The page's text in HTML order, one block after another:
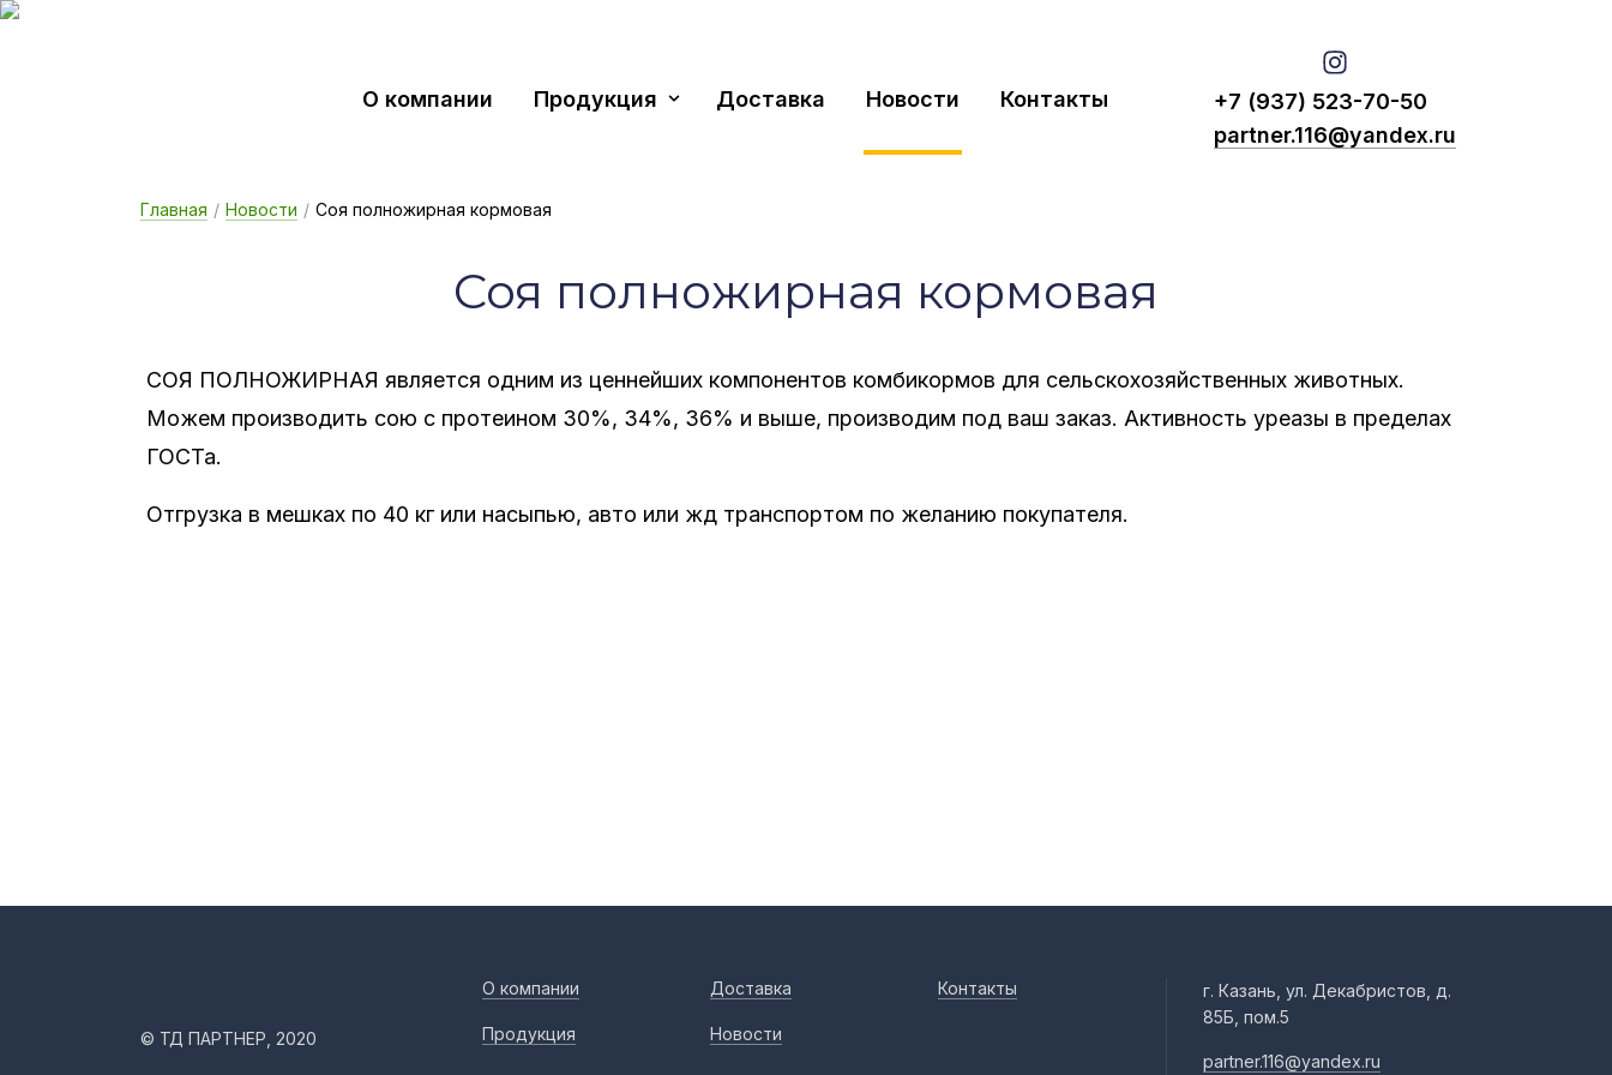
О компании Продукция Доставка Новости Контакты
+7 (937) 523-70-50
partner.116@yandex.ru
Главная / Новости / Соя полножирная кормовая
Соя пол­но­жир­ная кор­мо­вая
СОЯ ПОЛНОЖИРНАЯ является одним из ценнейших компонентов комбикормов для сельскохозяйственных животных.
Можем производить сою с протеином 30%, 34%, 36% и выше, производим под ваш заказ. Активность уреазы в пределах
ГОСТа.
Отгрузка в мешках по 40 кг или насыпью, авто или жд транспортом по желанию покупателя.
© ТД ПАРТНЕР, 2020
О компании
Продукция
Доставка
Новости
Контакты
г. Казань, ул. Декабристов, д.
85Б, пом.5
partner.116@yandex.ru